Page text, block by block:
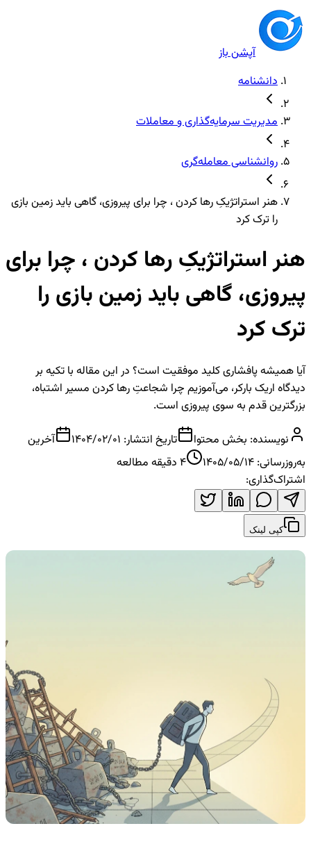
آپشن باز
دانشنامه
مدیریت سرمایه‌گذاری و معاملات
روانشناسی معامله‌گری
هنر استراتژیکِ رها کردن ، چرا برای پیروزی، گاهی باید زمین بازی
را ترک کرد
هنر استراتژیکِ رها کردن ، چرا برای
پیروزی، گاهی باید زمین بازی را
ترک کرد
آیا همیشه پافشاری کلید موفقیت است؟ در این مقاله با تکیه بر
دیدگاه اریک بارکر، می‌آموزیم چرا شجاعتِ رها کردن مسیر اشتباه،
بزرگترین قدم به سوی پیروزی است.
نویسنده: بخش محتوا تاریخ انتشار: 1404/02/01
آخرین
به‌روزرسانی: 1405/05/14
4 دقیقه مطالعه
اشتراک‌گذاری:
کپی لینک